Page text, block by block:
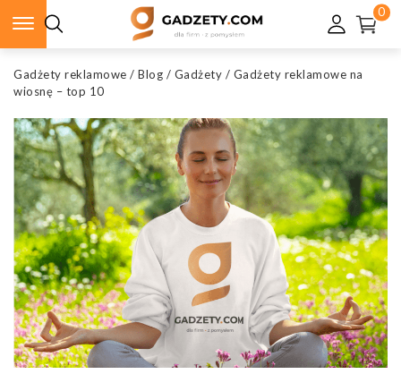
0
Gadżety reklamowe / Blog / Gadżety / Gadżety reklamowe na
wiosnę – top 10